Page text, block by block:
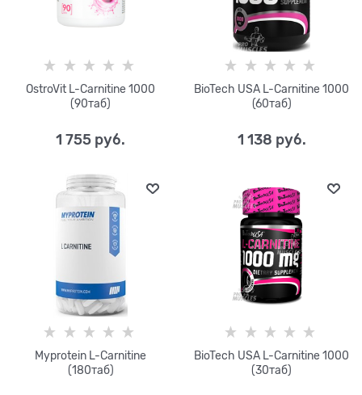
OstroVit L-Carnitine 1000
(90таб)
1 755 руб.
BioTech USA L-Carnitine 1000
(60таб)
1 138 руб.
Myprotein L-Carnitine
(180таб)
BioTech USA L-Carnitine 1000
(30таб)